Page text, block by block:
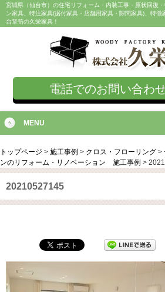
宮城県（仙台市）の住宅リフォーム・内装工事・原状回復
ン家具、特注家具(据付家具・店舗用家具・隙間家具)、特
台箪笥の久栄家具！
電話でのお問い合わ
MENU
トップページ > 施工事例 > クロス・フローリング >
ンのリフォーム・リノベーション 施工事例 >
20210527145